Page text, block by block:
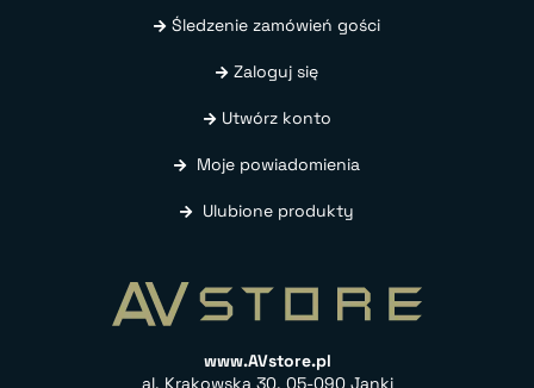
Śledzenie zamówień gości
Zaloguj się
Utwórz konto
Moje powiadomienia
Ulubione produkty
www.AVstore.pl
al. Krakowska 30, 05-090 Janki